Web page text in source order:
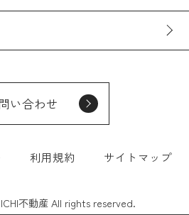
い合わせ
利用規約 サイトマップ
不動産 All rights reserved.